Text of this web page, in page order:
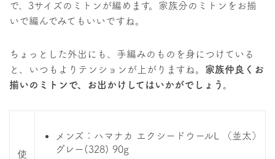
で、3サイズのミトンが編めます。家族分のミトンをお揃
いで編んでみてもいいですね。
ちょっとした外出にも、手編みのものを身につけている
と、いつもよりテンションが上がりますね。 家族仲良くお
揃いのミトンで、お出かけしてはいかがでしょう。
使
メンズ：ハマナカ エクシードウールL （並太）
グレー(328) 90g